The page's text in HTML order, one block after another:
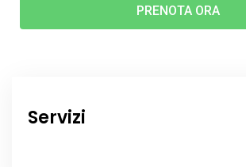
Servizi
PRENOTA ORA